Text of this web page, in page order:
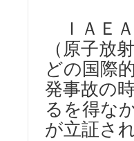
ＩＡＥ
（原子放
どの国際
発事故の
るを得な
が立証さ